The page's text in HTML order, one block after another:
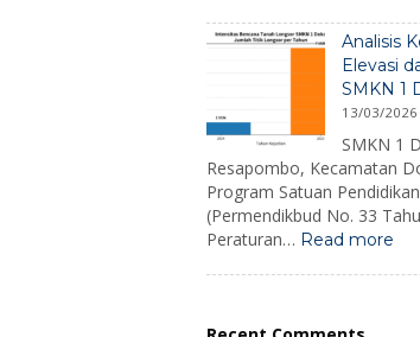
Analisis
Elevasi
SMKN 1
13/03/2026
SMKN 1
Resapombo, Kecamatan
Program Satuan
(Permendikbud No. 33
Peraturan… Read more: